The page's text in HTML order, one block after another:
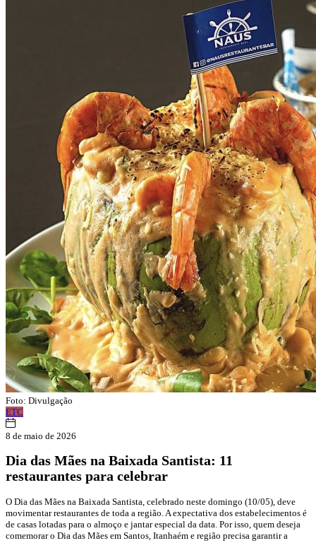
Foto: Divulgação
ETC
8 de maio de 2026
Dia das Mães na Baixada Santista: 11
restaurantes para celebrar
O Dia das Mães na Baixada Santista, celebrado neste domingo (10/05), deve
movimentar restaurantes de toda a região. A expectativa dos estabelecimentos é
de casas lotadas para o almoço e jantar especial da data. Por isso, quem deseja
comemorar o Dia das Mães em Santos, Itanhaém e região precisa garantir a